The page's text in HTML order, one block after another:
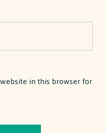
in this browser for